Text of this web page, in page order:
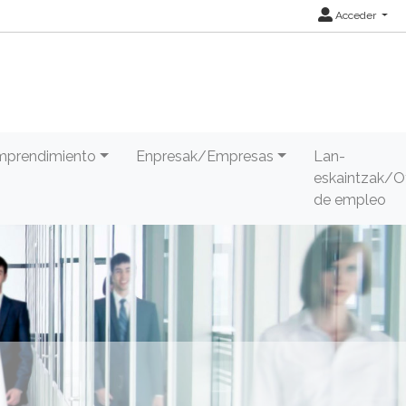
Acceder
Enpresak/Empresas
Lan-
eskaintzak/
de empleo